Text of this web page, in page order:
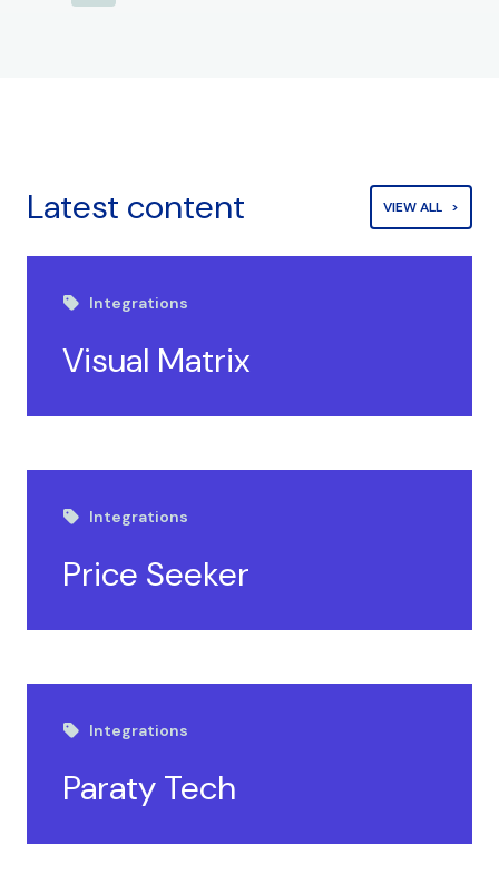
Latest content VIEW ALL
Integrations
Visual Matrix
Integrations
Price Seeker
Integrations
Paraty Tech